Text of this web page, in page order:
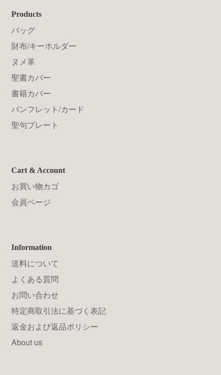
Products
バッグ
財布/キーホルダー
ヌメ革
聖書カバー
書籍カバー
パンフレット/カード
聖句プレート
Cart & Account
お買い物カゴ
会員ページ
Information
送料について
よくある質問
お問い合わせ
特定商取引法に基づく表記
返金および返品ポリシー
About us